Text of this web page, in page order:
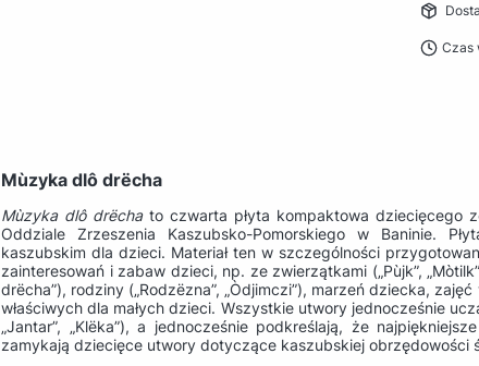
Czas
Mùzyka dlô drëcha
Mùzyka dlô drëchato czwarta płyta kompaktowa dziecięcego
Oddziale Zrzeszenia Kaszubsko-Pomorskiego w Baninie.
kaszubskim dla dzieci. Materiał ten w szczególności
zainteresowań i zabaw dzieci, np. ze zwierzątkami („Pùjk”,
drëcha”), rodziny („Rodzëzna”, „Òdjimczi”), marzeń dziecka,
właściwych dla małych dzieci. Wszystkie utwory jednocześnie
„Jantar”, „Klëka”), a jednocześnie podkreślają, że
zamykają dziecięce utwory dotyczące kaszubskiej obrzędowości